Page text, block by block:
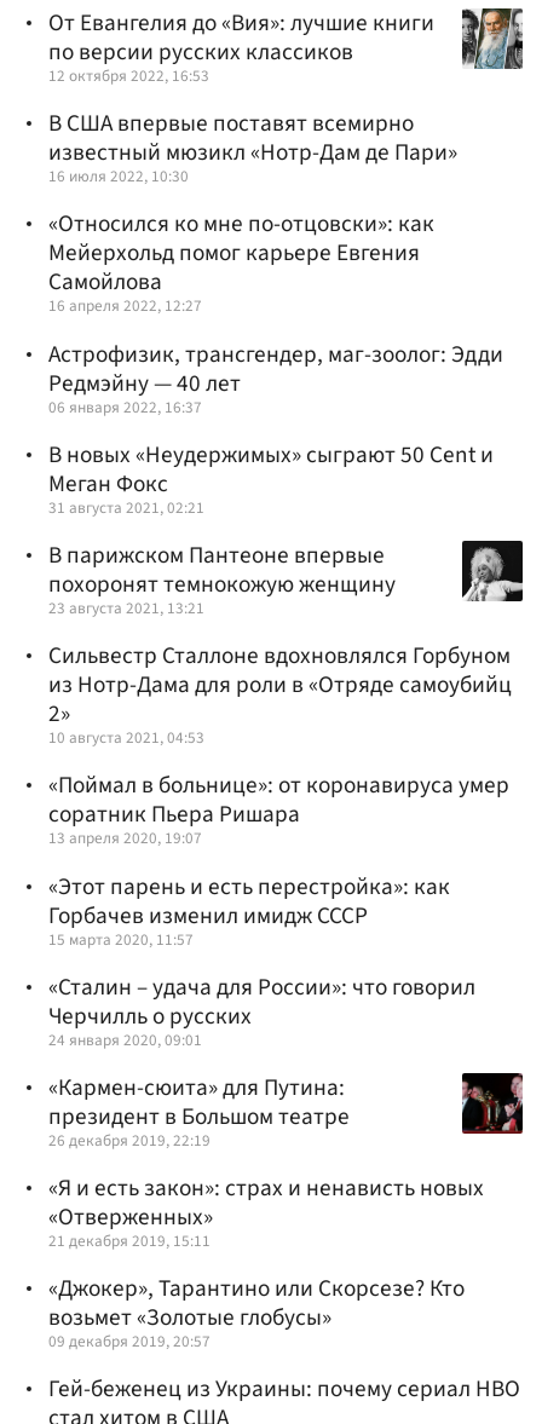
От Евангелия до «Вия»: лучшие книги
по версии русских классиков
12 октября 2022, 16:53
В США впервые поставят всемирно
известный мюзикл «Нотр-Дам де Пари»
16 июля 2022, 10:30
«Относился ко мне по-отцовски»: как
Мейерхольд помог карьере Евгения
Самойлова
16 апреля 2022, 12:27
Астрофизик, трансгендер, маг-зоолог: Эдди
Редмэйну — 40 лет
06 января 2022, 16:37
В новых «Неудержимых» сыграют 50 Cent и
Меган Фокс
31 августа 2021, 02:21
В парижском Пантеоне впервые
похоронят темнокожую женщину
23 августа 2021, 13:21
Сильвестр Сталлоне вдохновлялся Горбуном
из Нотр-Дама для роли в «Отряде самоубийц
2»
10 августа 2021, 04:53
«Поймал в больнице»: от коронавируса умер
соратник Пьера Ришара
13 апреля 2020, 19:07
«Этот парень и есть перестройка»: как
Горбачев изменил имидж СССР
15 марта 2020, 11:57
«Сталин – удача для России»: что говорил
Черчилль о русских
24 января 2020, 09:01
«Кармен-сюита» для Путина:
президент в Большом театре
26 декабря 2019, 22:19
«Я и есть закон»: страх и ненависть новых
«Отверженных»
21 декабря 2019, 15:11
«Джокер», Тарантино или Скорсезе? Кто
возьмет «Золотые глобусы»
09 декабря 2019, 20:57
Гей-беженец из Украины: почему сериал HBO